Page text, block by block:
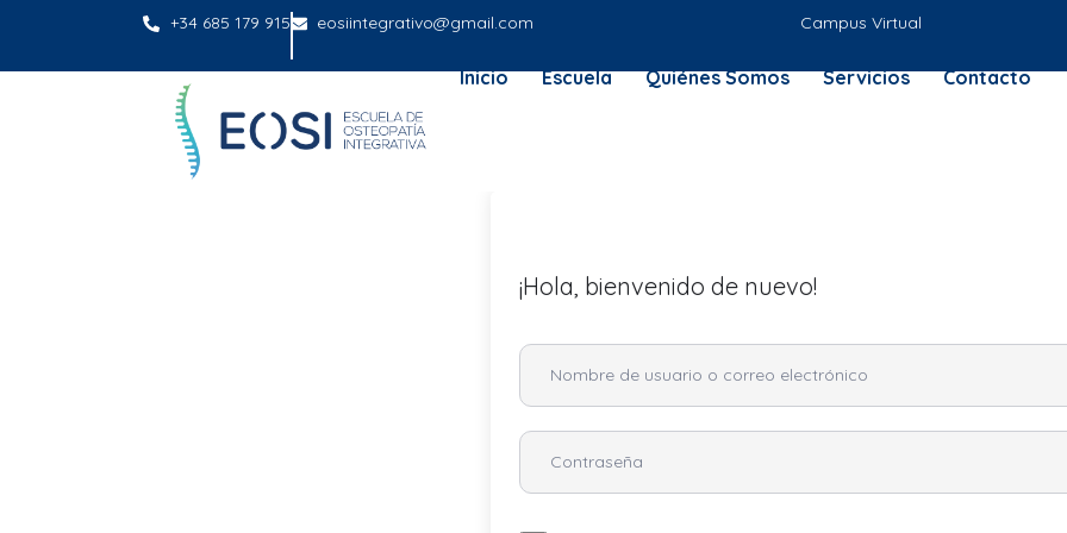
+34 685 179 915 eosiintegrativo@gmail.com Campus Virtual
Inicio Escuela Quiénes Somos Servicios Contacto
¡Hola, bienvenido de nuevo!